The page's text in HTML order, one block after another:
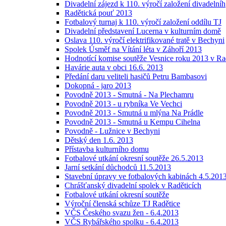
Divadelní zájezd k 110. výročí založení divadelníh
Radětická pouť 2013
Fotbalový turnaj k 110. výročí založení oddílu TJ
Divadelní představení Lucerna v kulturním domě
Oslava 110. výročí elektrifikované tratě v Bechyni
Spolek Úsměf na Vítání léta v Záhoří 2013
Hodnotící komise soutěže Vesnice roku 2013 v
Havárie auta v obci 16.6. 2013
Předání daru veliteli hasičů Petru Bambasovi
Dokopná - jaro 2013
Povodně 2013 - Smutná - Na Plechamru
Povodně 2013 - u rybníka Ve Vechci
Povodně 2013 - Smutná u mlýna Na Prádle
Povodně 2013 - Smutná u Kempu Cihelna
Povodně - Lužnice v Bechyni
Dětský den 1.6. 2013
Přístavba kulturního domu
Fotbalové utkání okresní soutěže 26.5.2013
Jarní setkání důchodců 11.5.2013
Stavební úpravy ve fotbalových kabinách
Chrášťanský divadelní spolek v Raděticích
Fotbalové utkání okresní soutěže
Výroční členská schůze TJ Radětice
VČS Českého svazu žen - 6.4.2013
VČS Rybářského spolku - 6.4.2013